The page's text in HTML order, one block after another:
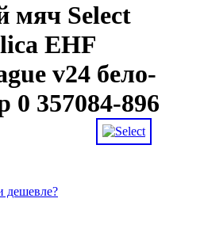
мяч Select
EHF
v24 бело-
0 357084-896
дешевле?